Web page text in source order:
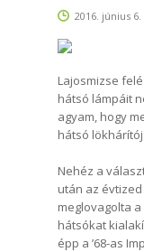
2016. június 6.
Lajosmizse
hátsó lámpáit
agyam, hogy
hátsó
Nehéz a
után az
meglovagolta
hátsókat
épp a ’68-as